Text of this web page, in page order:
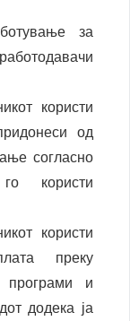
за
користи
од
согласно
користи
користи
преку
програми и
додека ја